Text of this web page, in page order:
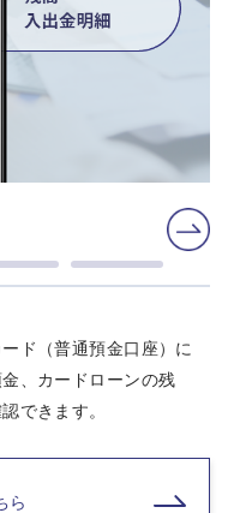
ド（普通預金口座）に
、カードローンの残
できます。
ら